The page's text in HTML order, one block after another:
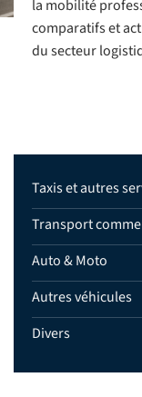
la mobilité
comparatifs et
du secteur
Taxis et autres
Transport
Auto & Moto
Autres véhicules
Divers